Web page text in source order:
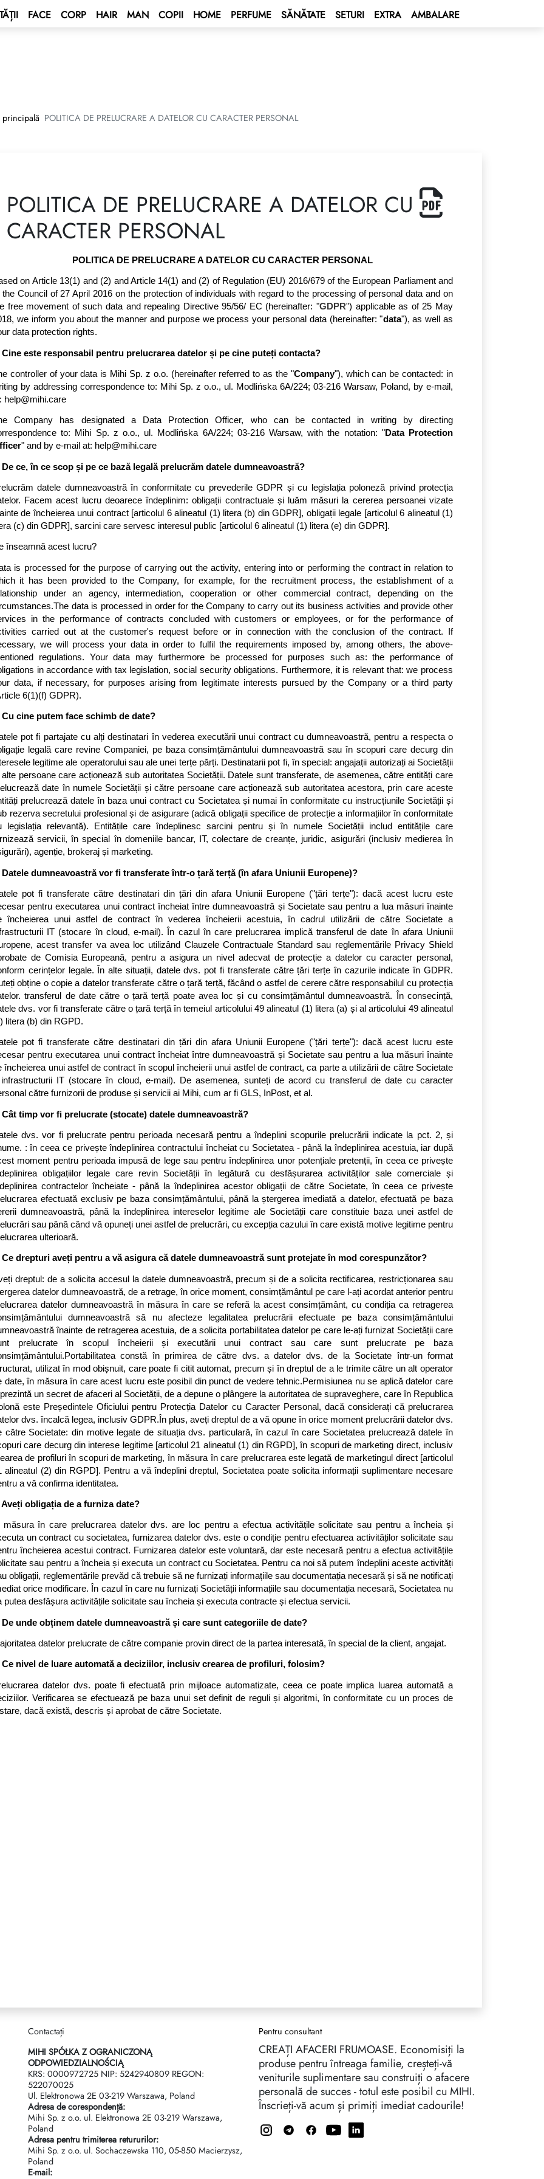
FACE CORP HAIR MAN COPII HOME PERFUME SĂNĂTATE SETURI EXTRA AMBALARE
„Adună Stele — Câștigă o
AUTOMAT cu dublă acționare 🚘
principală POLITICA DE PRELUCRARE A DATELOR CU CARACTER PERSONAL
POLITICA DE PRELUCRARE A DATELOR CU
CARACTER PERSONAL
POLITICA DE PRELUCRARE A DATELOR CU CARACTER PERSONAL
on Article 13(1) and (2) and Article 14(1) and (2) of Regulation (EU) 2016/679 of the European Parliament and
the Council of 27 April 2016 on the protection of individuals with regard to the processing of personal data and on
free movement of such data and repealing Directive 95/56/ EC (hereinafter: "GDPR") applicable as of 25 May
we inform you about the manner and purpose we process your personal data (hereinafter: "data"), as well as
data protection rights.
Cine este responsabil pentru prelucrarea datelor și pe cine puteți contacta?
controller of your data is Mihi Sp. z o.o. (hereinafter referred to as the "Company"), which can be contacted: in
by addressing correspondence to: Mihi Sp. z o.o., ul. Modlińska 6A/224; 03-216 Warsaw, Poland, by e-mail,
help@mihi.care
Company has designated a Data Protection Officer, who can be contacted in writing by directing
to: Mihi Sp. z o.o., ul. Modlińska 6A/224; 03-216 Warsaw, with the notation: "Data Protection
" and by e-mail at: help@mihi.care
De ce, în ce scop și pe ce bază legală prelucrăm datele dumneavoastră?
datele dumneavoastră în conformitate cu prevederile GDPR și cu legislația poloneză privind protecția
Facem acest lucru deoarece îndeplinim: obligații contractuale și luăm măsuri la cererea persoanei vizate
de încheierea unui contract [articolul 6 alineatul (1) litera (b) din GDPR], obligații legale [articolul 6 alineatul (1)
(c) din GDPR], sarcini care servesc interesul public [articolul 6 alineatul (1) litera (e) din GDPR].
înseamnă acest lucru?
is processed for the purpose of carrying out the activity, entering into or performing the contract in relation to
it has been provided to the Company, for example, for the recruitment process, the establishment of a
under an agency, intermediation, cooperation or other commercial contract, depending on the
data is processed in order for the Company to carry out its business activities and provide other
in the performance of contracts concluded with customers or employees, or for the performance of
carried out at the customer's request before or in connection with the conclusion of the contract. If
we will process your data in order to fulfil the requirements imposed by, among others, the above-
regulations. Your data may furthermore be processed for purposes such as: the performance of
in accordance with tax legislation, social security obligations. Furthermore, it is relevant that: we process
data, if necessary, for purposes arising from legitimate interests pursued by the Company or a third party
6(1)(f) GDPR).
Cu cine putem face schimb de date?
pot fi partajate cu alți destinatari în vederea executării unui contract cu dumneavoastră, pentru a respecta o
legală care revine Companiei, pe baza consimțământului dumneavoastră sau în scopuri care decurg din
legitime ale operatorului sau ale unei terțe părți. Destinatarii pot fi, în special: angajații autorizați ai Societății
persoane care acționează sub autoritatea Societății. Datele sunt transferate, de asemenea, către entități care
date în numele Societății și către persoane care acționează sub autoritatea acestora, prin care aceste
prelucrează datele în baza unui contract cu Societatea și numai în conformitate cu instrucțiunile Societății și
rezerva secretului profesional și de asigurare (adică obligații specifice de protecție a informațiilor în conformitate
legislația relevantă). Entitățile care îndeplinesc sarcini pentru și în numele Societății includ entitățile care
servicii, în special în domeniile bancar, IT, colectare de creanțe, juridic, asigurări (inclusiv medierea în
agenție, brokeraj și marketing.
Datele dumneavoastră vor fi transferate într-o țară terță (în afara Uniunii Europene)?
pot fi transferate către destinatari din țări din afara Uniunii Europene ("țări terțe"): dacă acest lucru este
pentru executarea unui contract încheiat între dumneavoastră și Societate sau pentru a lua măsuri înainte
încheierea unui astfel de contract în vederea încheierii acestuia, în cadrul utilizării de către Societate a
IT (stocare în cloud, e-mail). În cazul în care prelucrarea implică transferul de date în afara Uniunii
acest transfer va avea loc utilizând Clauzele Contractuale Standard sau reglementările Privacy Shield
de Comisia Europeană, pentru a asigura un nivel adecvat de protecție a datelor cu caracter personal,
cerințelor legale. În alte situații, datele dvs. pot fi transferate către țări terțe în cazurile indicate în GDPR.
obține o copie a datelor transferate către o țară terță, făcând o astfel de cerere către responsabilul cu protecția
transferul de date către o țară terță poate avea loc și cu consimțământul dumneavoastră. În consecință,
dvs. vor fi transferate către o țară terță în temeiul articolului 49 alineatul (1) litera (a) și al articolului 49 alineatul
litera (b) din RGPD.
pot fi transferate către destinatari din țări din afara Uniunii Europene ("țări terțe"): dacă acest lucru este
pentru executarea unui contract încheiat între dumneavoastră și Societate sau pentru a lua măsuri înainte
încheierea unui astfel de contract în scopul încheierii unui astfel de contract, ca parte a utilizării de către Societate
IT (stocare în cloud, e-mail). De asemenea, sunteți de acord cu transferul de date cu caracter
către furnizorii de produse și servicii ai Mihi, cum ar fi GLS, InPost, et al.
Cât timp vor fi prelucrate (stocate) datele dumneavoastră?
dvs. vor fi prelucrate pentru perioada necesară pentru a îndeplini scopurile prelucrării indicate la pct. 2, și
: în ceea ce privește îndeplinirea contractului încheiat cu Societatea - până la îndeplinirea acestuia, iar după
moment pentru perioada impusă de lege sau pentru îndeplinirea unor potențiale pretenții, în ceea ce privește
obligațiilor legale care revin Societății în legătură cu desfășurarea activităților sale comerciale și
contractelor încheiate - până la îndeplinirea acestor obligații de către Societate, în ceea ce privește
efectuată exclusiv pe baza consimțământului, până la ștergerea imediată a datelor, efectuată pe baza
dumneavoastră, până la îndeplinirea intereselor legitime ale Societății care constituie baza unei astfel de
sau până când vă opuneți unei astfel de prelucrări, cu excepția cazului în care există motive legitime pentru
ulterioară.
Ce drepturi aveți pentru a vă asigura că datele dumneavoastră sunt protejate în mod corespunzător?
dreptul: de a solicita accesul la datele dumneavoastră, precum și de a solicita rectificarea, restricționarea sau
datelor dumneavoastră, de a retrage, în orice moment, consimțământul pe care l-ați acordat anterior pentru
datelor dumneavoastră în măsura în care se referă la acest consimțământ, cu condiția ca retragerea
dumneavoastră să nu afecteze legalitatea prelucrării efectuate pe baza consimțământului
înainte de retragerea acestuia, de a solicita portabilitatea datelor pe care le-ați furnizat Societății care
prelucrate în scopul încheierii și executării unui contract sau care sunt prelucrate pe baza
constă în primirea de către dvs. a datelor dvs. de la Societate într-un format
utilizat în mod obișnuit, care poate fi citit automat, precum și în dreptul de a le trimite către un alt operator
date, în măsura în care acest lucru este posibil din punct de vedere tehnic.Permisiunea nu se aplică datelor care
un secret de afaceri al Societății, de a depune o plângere la autoritatea de supraveghere, care în Republica
este Președintele Oficiului pentru Protecția Datelor cu Caracter Personal, dacă considerați că prelucrarea
dvs. încalcă legea, inclusiv GDPR.În plus, aveți dreptul de a vă opune în orice moment prelucrării datelor dvs.
către Societate: din motive legate de situația dvs. particulară, în cazul în care Societatea prelucrează datele în
care decurg din interese legitime [articolul 21 alineatul (1) din RGPD], în scopuri de marketing direct, inclusiv
de profiluri în scopuri de marketing, în măsura în care prelucrarea este legată de marketingul direct [articolul
alineatul (2) din RGPD]. Pentru a vă îndeplini dreptul, Societatea poate solicita informații suplimentare necesare
a vă confirma identitatea.
Aveți obligația de a furniza date?
măsura în care prelucrarea datelor dvs. are loc pentru a efectua activitățile solicitate sau pentru a încheia și
un contract cu societatea, furnizarea datelor dvs. este o condiție pentru efectuarea activităților solicitate sau
încheierea acestui contract. Furnizarea datelor este voluntară, dar este necesară pentru a efectua activitățile
sau pentru a încheia și executa un contract cu Societatea. Pentru ca noi să putem îndeplini aceste activități
obligații, reglementările prevăd că trebuie să ne furnizați informațiile sau documentația necesară și să ne notificați
orice modificare. În cazul în care nu furnizați Societății informațiile sau documentația necesară, Societatea nu
putea desfășura activitățile solicitate sau încheia și executa contracte și efectua servicii.
De unde obținem datele dumneavoastră și care sunt categoriile de date?
datelor prelucrate de către companie provin direct de la partea interesată, în special de la client, angajat.
Ce nivel de luare automată a deciziilor, inclusiv crearea de profiluri, folosim?
datelor dvs. poate fi efectuată prin mijloace automatizate, ceea ce poate implica luarea automată a
Verificarea se efectuează pe baza unui set definit de reguli și algoritmi, în conformitate cu un proces de
dacă există, descris și aprobat de către Societate.
Contactați
MIHI SPÓŁKA Z OGRANICZONĄ
ODPOWIEDZIALNOŚCIĄ
KRS: 0000972725 NIP: 5242940809 REGON:
522070025
Ul. Elektronowa 2Е 03-219 Warszawa, Poland
Adresa de corespondență:
Mihi Sp. z o.o. ul. Elektronowa 2Е 03-219 Warszawa,
Poland
Adresa pentru trimiterea retururilor:
Mihi Sp. z o.o. ul. Sochaczewska 110, 05-850 Macierzysz,
Poland
E-mail:
Pentru consultant
CREAȚI AFACERI FRUMOASE. Economisiți la
produse pentru întreaga familie, creșteți-vă
veniturile suplimentare sau construiți o afacere
personală de succes - totul este posibil cu MIHI.
Înscrieți-vă acum și primiți imediat cadourile!